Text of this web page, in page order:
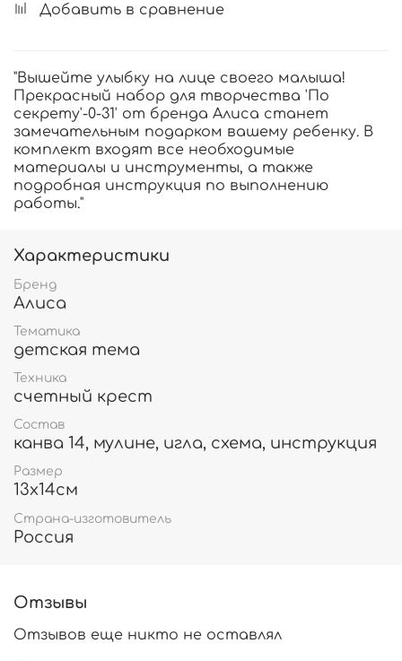
Добавить в сравнение
"Вышейте улыбку на лице своего малыша!
Прекрасный набор для творчества 'По
секрету'-0-31' от бренда Алиса станет
замечательным подарком вашему ребенку. В
комплект входят все необходимые
материалы и инструменты, а также
подробная инструкция по выполнению
работы."
Характеристики
Бренд
Алиса
Тематика
детская тема
Техника
счетный крест
Состав
канва 14, мулине, игла, схема, инструкция
Размер
13х14см
Страна-изготовитель
Россия
Отзывы
Отзывов еще никто не оставлял